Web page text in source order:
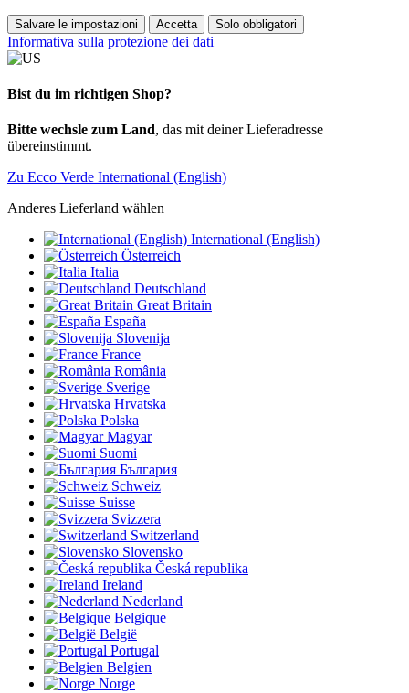
Salvare le impostazioni Accetta Solo obbligatori
Informativa sulla protezione dei dati
Bist du im richtigen Shop?
Bitte wechsle zum Land, das mit deiner Lieferadresse
übereinstimmt.
Zu Ecco Verde International (English)
Anderes Lieferland wählen
International (English)
Österreich
Italia
Deutschland
Great Britain
España
Slovenija
France
România
Sverige
Hrvatska
Polska
Magyar
Suomi
България
Schweiz
Suisse
Svizzera
Switzerland
Slovensko
Česká republika
Ireland
Nederland
Belgique
België
Portugal
Belgien
Norge